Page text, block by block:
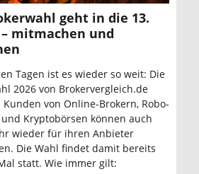
geht in die 13.
mitmachen und
Tagen ist es wieder so weit: Die
2026 von Brokervergleich.de
von Online-Brokern, Robo-
Kryptobörsen können auch
wieder für ihren Anbieter
Die Wahl findet damit bereits
statt. Wie immer gilt: